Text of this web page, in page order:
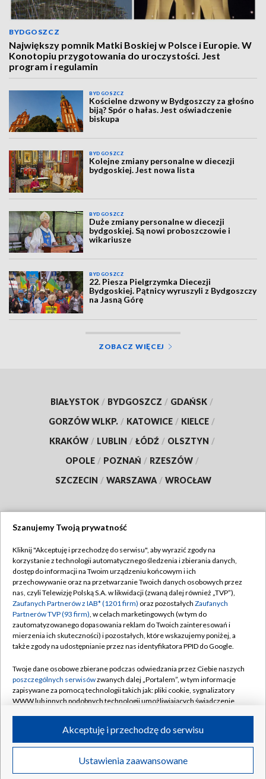
BYDGOSZCZ
Największy pomnik Matki Boskiej w Polsce i Europie. W
Konotopiu przygotowania do uroczystości. Jest
program i regulamin
BYDGOSZCZ
Kościelne dzwony w Bydgoszczy za głośno
biją? Spór o hałas. Jest oświadczenie
biskupa
BYDGOSZCZ
Kolejne zmiany personalne w diecezji
bydgoskiej. Jest nowa lista
BYDGOSZCZ
Duże zmiany personalne w diecezji
bydgoskiej. Są nowi proboszczowie i
wikariusze
BYDGOSZCZ
22. Piesza Pielgrzymka Diecezji
Bydgoskiej. Pątnicy wyruszyli z Bydgoszczy
na Jasną Górę
ZOBACZ WIĘCEJ
BIAŁYSTOK / BYDGOSZCZ / GDAŃSK /
GORZÓW WLKP. / KATOWICE / KIELCE /
KRAKÓW / LUBLIN / ŁÓDŹ / OLSZTYN /
OPOLE / POZNAŃ / RZESZÓW /
SZCZECIN / WARSZAWA / WROCŁAW
TVP
Abonament TVP
Emisja w TVP
Centrum informacji TVP
Naziemna Telewizja Cyfrowa
Rada Programowa
System NOS
Informacje o nadawcy
Program dla prasy
Ogłoszenie przetargowe
Regulamin TVP
Polityka prywatności
Moje zgody
Pomoc
Kontakt
Kanały
©2026 Telewizja Polska S.A. w likwidacji
Szanujemy Twoją prywatność
Kliknij "Akceptuję i przechodzę do serwisu", aby wyrazić zgody na
korzystanie z technologii automatycznego śledzenia i zbierania danych,
dostęp do informacji na Twoim urządzeniu końcowym i ich
przechowywanie oraz na przetwarzanie Twoich danych osobowych przez
nas, czyli Telewizję Polską S.A. w likwidacji (zwaną dalej również „TVP”),
Zaufanych Partnerów z IAB* (1201 firm) oraz pozostałych Zaufanych
Partnerów TVP (93 firm), w celach marketingowych (w tym do
zautomatyzowanego dopasowania reklam do Twoich zainteresowań i
mierzenia ich skuteczności) i pozostałych, które wskazujemy poniżej, a
także zgody na udostępnianie przez nas identyfikatora PPID do Google.
Twoje dane osobowe zbierane podczas odwiedzania przez Ciebie naszych
poszczególnych serwisówzwanych dalej „Portalem”, w tym informacje
zapisywane za pomocą technologii takich jak: pliki cookie, sygnalizatory
WWW lub innych podobnych technologii umożliwiających świadczenie
ruchu w Internecie.
Twoje dane osobowe zbierane podczas odwiedzania przez Ciebie
poszczególnych serwisówna Portalu, takie jak adresy IP, identyfikatory
Ustawienia zaawansowane
Akceptuję i przechodzę do serwisu